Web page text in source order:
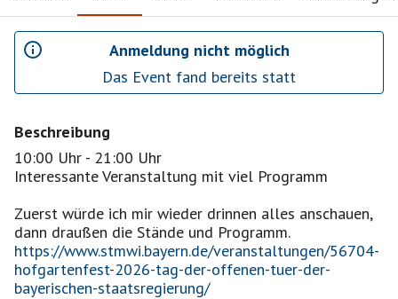
Anmeldung nicht möglich
Das Event fand bereits statt
Beschreibung
10:00 Uhr - 21:00 Uhr
Interessante Veranstaltung mit viel Programm
Zuerst würde ich mir wieder drinnen alles anschauen,
https://www.stmwi.bayern.de/veranstaltungen/56704-
hofgartenfest-2026-tag-der-offenen-tuer-der-
bayerischen-staatsregierung/